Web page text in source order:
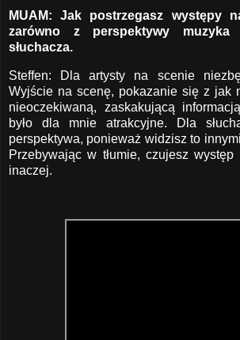
MUAM: Jak postrzegasz występy
zarówno z perspektywy
słuchacza.
Steffen: Dla artysty na scenie
Wyjście na scenę, pokazanie się z jak
nieoczekiwaną, zaskakującą
było dla mnie atrakcyjne. Dla
perspektywa, ponieważ widzisz to
Przebywając w tłumie, czujesz występ
inaczej.